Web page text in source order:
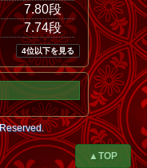
7.80段
7.74段
4位以下を見る
▲TOP